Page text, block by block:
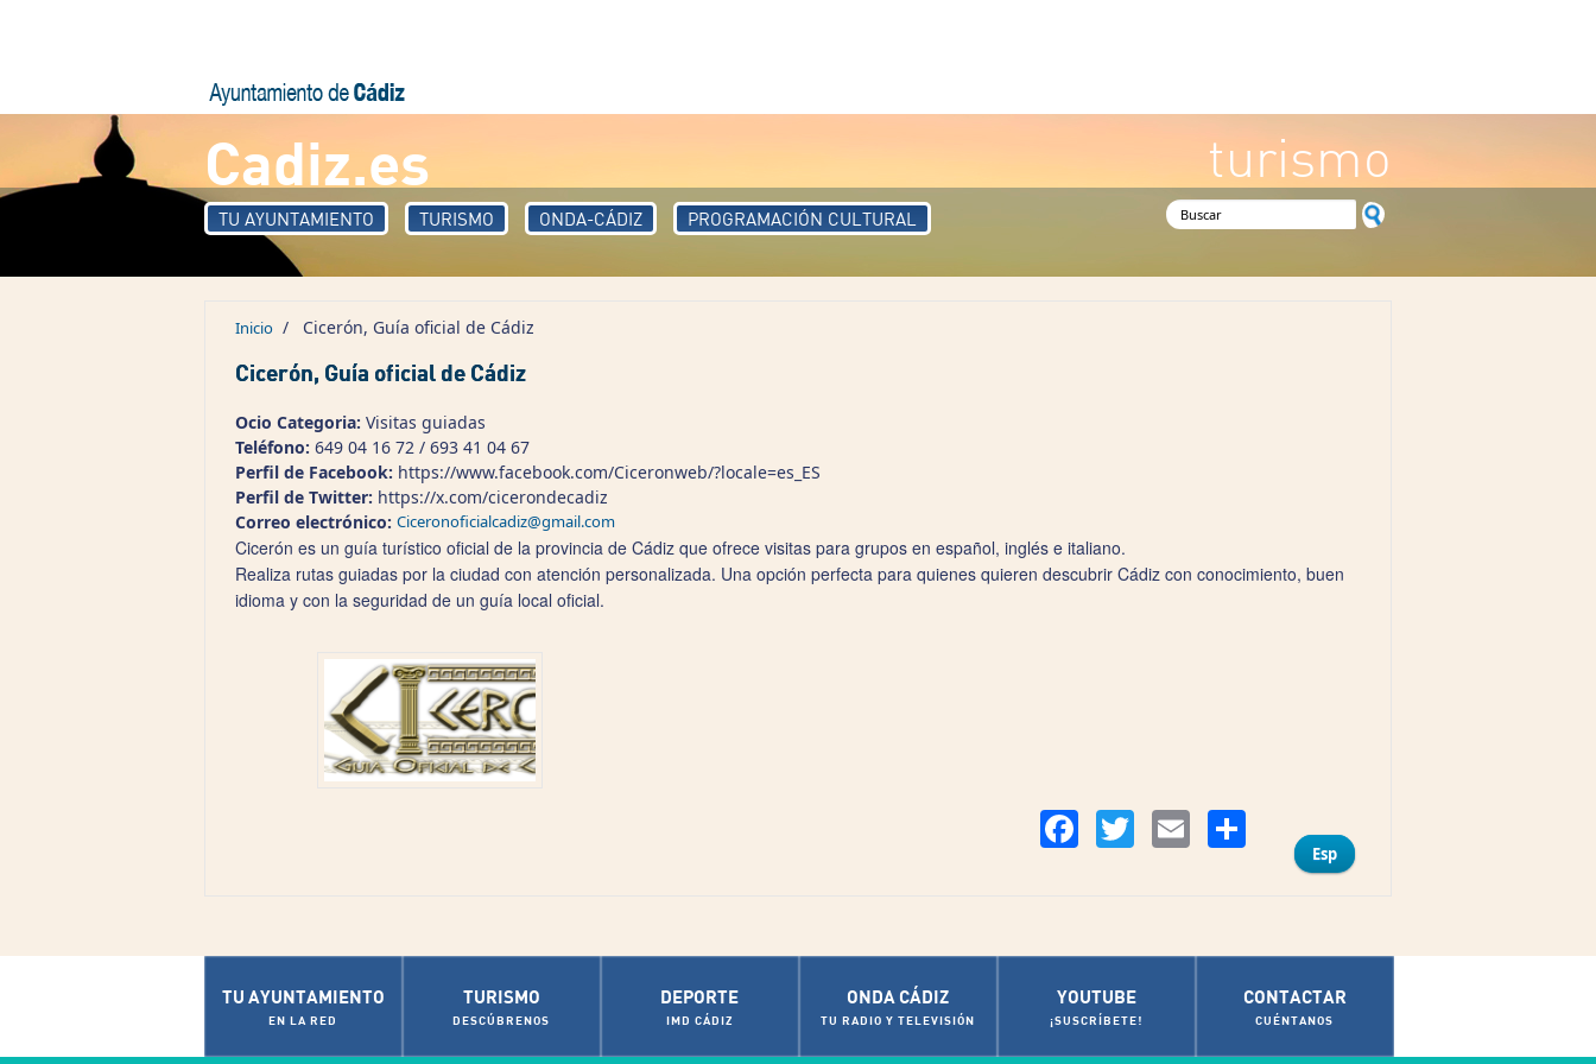
Cadiz.es turismo
TU AYUNTAMIENTO TURISMO ONDA-CÁDIZ PROGRAMACIÓN CULTURAL Formulario de búsqueda
Inicio / Cicerón, Guía oficial de Cádiz
Cicerón, Guía oficial de Cádiz
Ocio Categoria: Visitas guiadas
Teléfono: 649 04 16 72 / 693 41 04 67
Perfil de Facebook: https://www.facebook.com/Ciceronweb/?locale=es_ES
Perfil de Twitter: https://x.com/cicerondecadiz
Correo electrónico: Ciceronoficialcadiz@gmail.com
Cicerón es un guía turístico oficial de la provincia de Cádiz que ofrece visitas para grupos en español, inglés e italiano.
Realiza rutas guiadas por la ciudad con atención personalizada. Una opción perfecta para quienes quieren descubrir Cádiz con conocimiento, buen
idioma y con la seguridad de un guía local oficial.
FacebookTwitter Email Compartir
Esp
TU AYUNTAMIENTO
EN LA RED
TURISMO
DESCÚBRENOS
DEPORTE
IMD CÁDIZ
ONDA CÁDIZ
TU RADIO Y TELEVISIÓN
YOUTUBE
¡SUSCRÍBETE!
CONTACTAR
CUÉNTANOS